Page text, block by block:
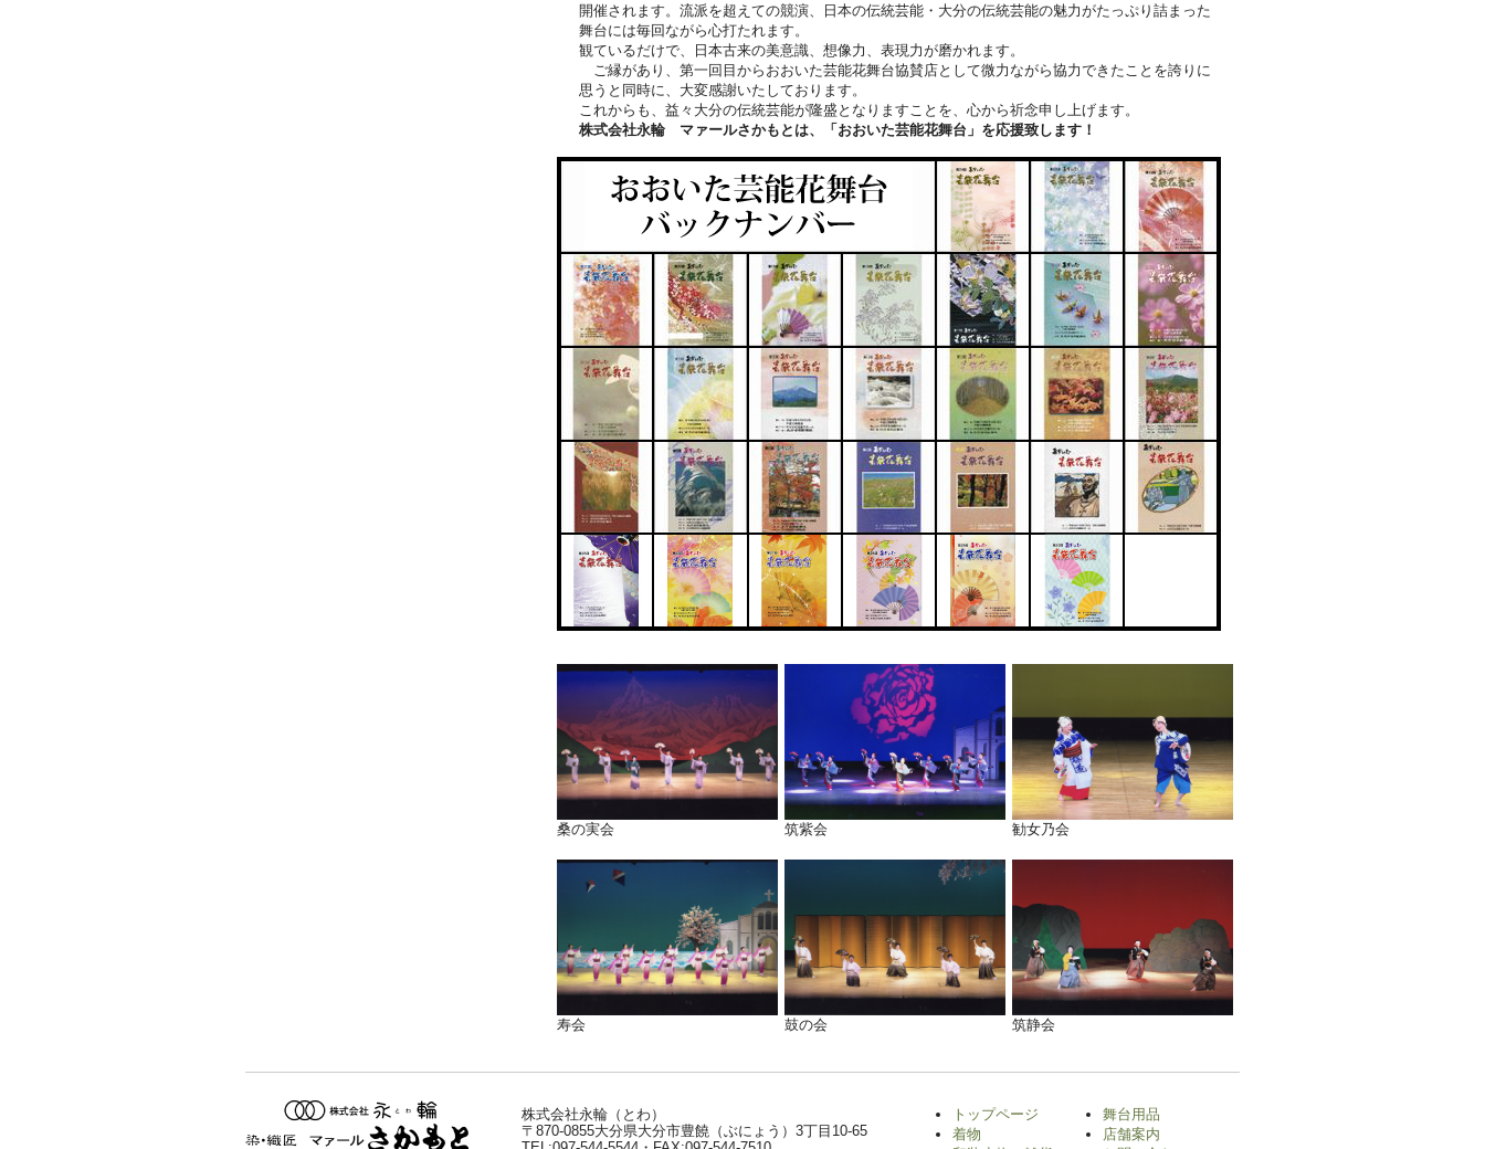
開催されます。流派を超えての競演、日本の伝統芸能・大分の伝統芸能の魅力がたっぷり詰まった
舞台には毎回ながら心打たれます。
観ているだけで、日本古来の美意識、想像力、表現力が磨かれます。
ご縁があり、第一回目からおおいた芸能花舞台協賛店として微力ながら協力できたことを誇りに
思うと同時に、大変感謝いたしております。
これからも、益々大分の伝統芸能が隆盛となりますことを、心から祈念申し上げます。
株式会社永輪 マァールさかもとは、「おおいた芸能花舞台」を応援致します！
桑の実会 筑紫会 勧女乃会
寿会 鼓の会 筑静会
株式会社永輪（とわ）
〒870-0855大分県大分市豊饒（ぶにょう）3丁目10-65
トップページ
着物
舞台用品
店舗案内